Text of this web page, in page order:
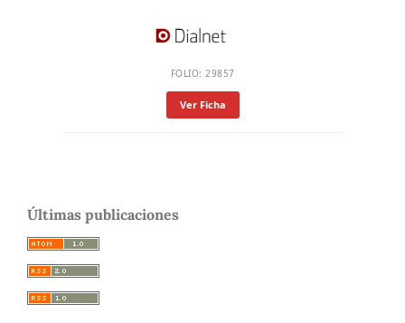
FOLIO: 29857
Ver Ficha
Últimas publicaciones